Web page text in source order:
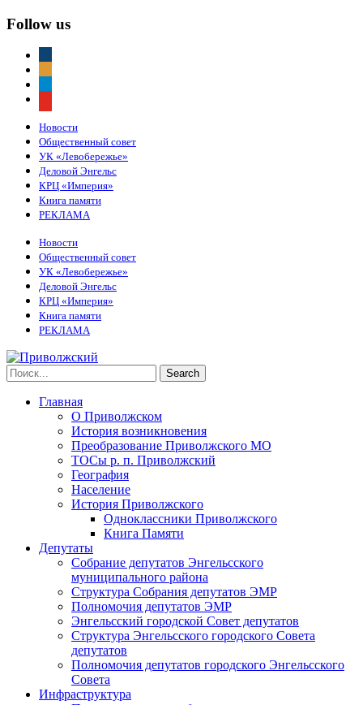
Follow us
Новости
Общественный совет
УК «Левобережье»
Деловой Энгельс
КРЦ «Империя»
Книга памяти
РЕКЛАМА
Новости
Общественный совет
УК «Левобережье»
Деловой Энгельс
КРЦ «Империя»
Книга памяти
РЕКЛАМА
Главная
О Приволжском
История возникновения
Преобразование Приволжского МО
ТОСы р. п. Приволжский
География
Население
История Приволжского
Одноклассники Приволжского
Книга Памяти
Депутаты
Собрание депутатов Энгельсского
муниципального района
Структура Собрания депутатов ЭМР
Полномочия депутатов ЭМР
Энгельсский городской Совет депутатов
Структура Энгельсского городского Совета
депутатов
Полномочия депутатов городского Энгельсского
Совета
Инфраструктура